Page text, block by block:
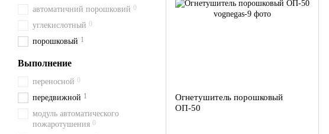
Огнетушитель порошковый
ОП-50
автоматичний порошковий 0
углекислотный 0
порошковый 1
Выполнение
переносной 0
передвижной 1
модуль автоматического
пожаротушения 0